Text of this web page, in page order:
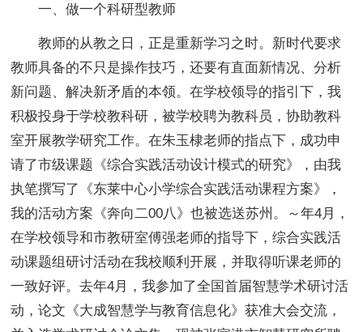
一、做一个科研型教师
教师的从教之日，正是重新学习之时。新时代要求
教师具备的不只是操作技巧，还要有直面新情况、分析
新问题、解决新矛盾的本领。在学校领导的指引下，我
积极投身于学校教科研，被学校聘为教科员，协助教科
室开展教学研究工作。在朱玉棣老师的指点下，成功申
请了市级课题《综合实践活动设计模式的研究》，由我
执笔撰写了《东莱中心小学综合实践活动课程方案》，
我的活动方案《奔向二00八》也被选送苏州。～年4月，
在学校领导和市教研室傅强老师的指导下，综合实践活
动课题组研讨活动在我校顺利开展，并取得听课老师的
一致好评。去年4月，我参加了全国首届智慧学术研讨活
动，论文《大成智慧学与教育信息化》获准大会交流，